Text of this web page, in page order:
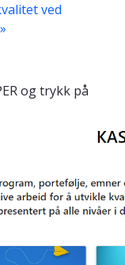
ved
og trykk på